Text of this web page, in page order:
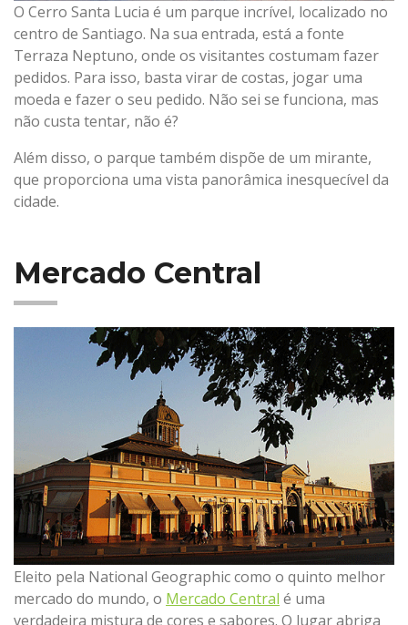
O Cerro Santa Lucia é um parque incrível, localizado no
centro de Santiago. Na sua entrada, está a fonte
Terraza Neptuno, onde os visitantes costumam fazer
pedidos. Para isso, basta virar de costas, jogar uma
moeda e fazer o seu pedido. Não sei se funciona, mas
não custa tentar, não é?
Além disso, o parque também dispõe de um mirante,
que proporciona uma vista panorâmica inesquecível da
cidade.
Mercado Central
Eleito pela National Geographic como o quinto melhor
mercado do mundo, o Mercado Central é uma
verdadeira mistura de cores e sabores. O lugar abriga